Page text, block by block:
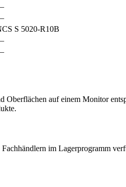
S 5020-R10B
Oberflächen auf einem Monitor
im Lagerprogramm